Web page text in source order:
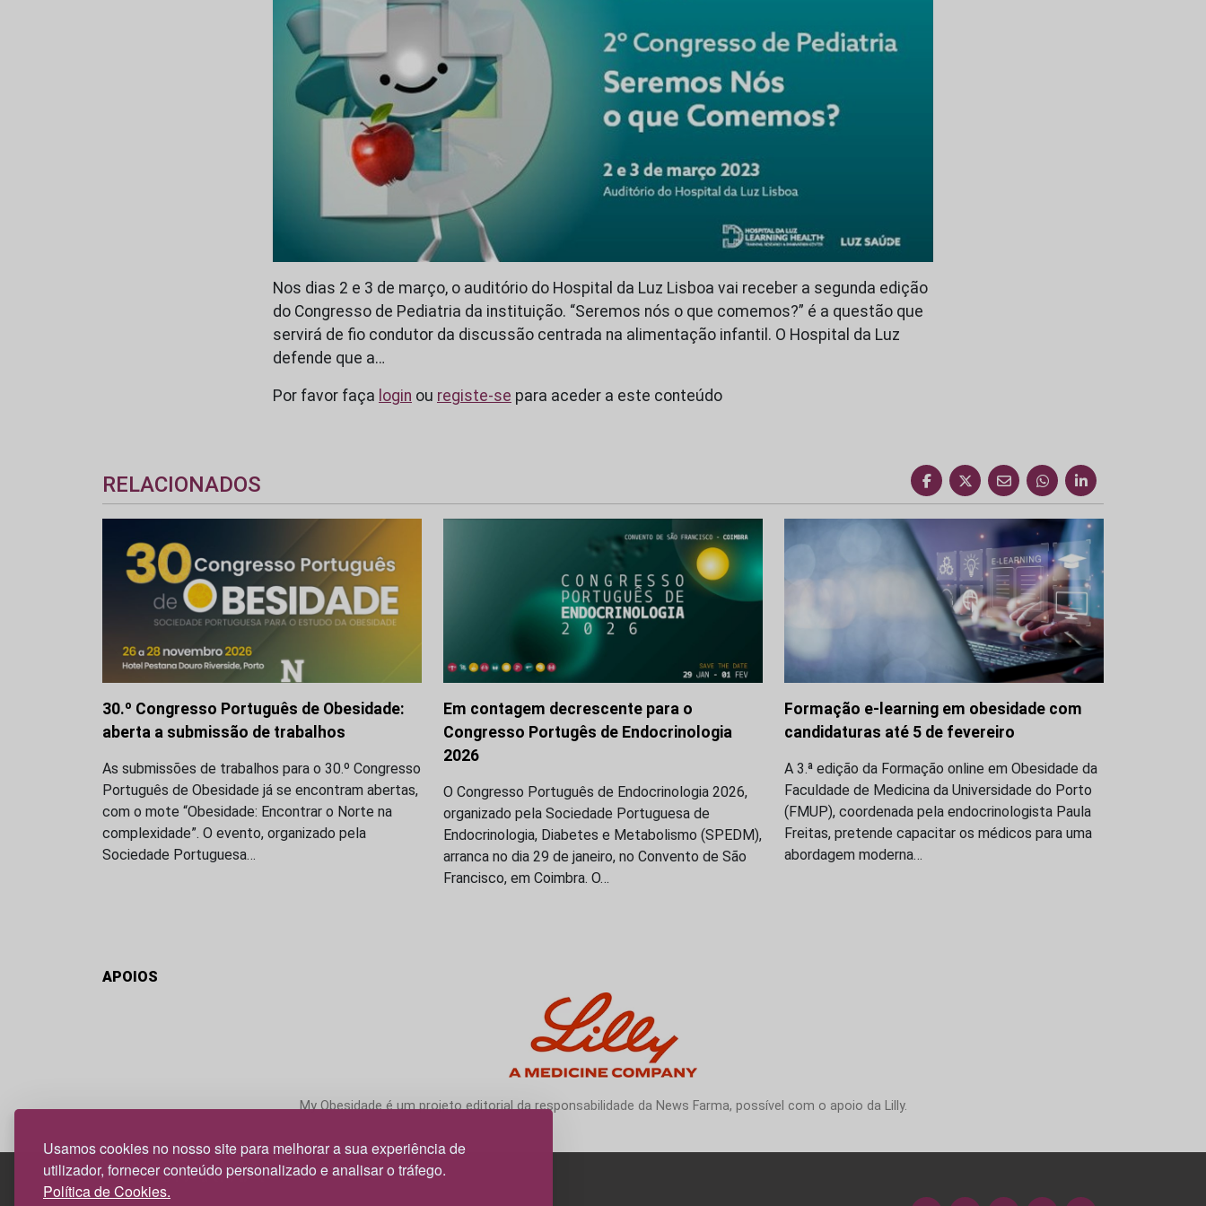
Usamos cookies no nosso site para melhorar a sua experiência de
utilizador, fornecer conteúdo personalizado e analisar o tráfego.
Política de Cookies.
Nos dias 2 e 3 de março, o auditório do Hospital da Luz Lisboa vai receber a segunda edição
do Congresso de Pediatria da instituição. “Seremos nós o que comemos?” é a questão que
servirá de fio condutor da discussão centrada na alimentação infantil. O Hospital da Luz
defende que a…
Por favor faça login ou registe-se para aceder a este conteúdo
RELACIONADOS
30.º Congresso Português de Obesidade:
aberta a submissão de trabalhos
As submissões de trabalhos para o 30.º Congresso
Português de Obesidade já se encontram abertas,
com o mote “Obesidade: Encontrar o Norte na
complexidade”. O evento, organizado pela
Sociedade Portuguesa…
Em contagem decrescente para o
Congresso Portugês de Endocrinologia
2026
O Congresso Português de Endocrinologia 2026,
organizado pela Sociedade Portuguesa de
Endocrinologia, Diabetes e Metabolismo (SPEDM),
arranca no dia 29 de janeiro, no Convento de São
Francisco, em Coimbra. O…
Formação e-learning em obesidade com
candidaturas até 5 de fevereiro
A 3.ª edição da Formação online em Obesidade da
Faculdade de Medicina da Universidade do Porto
(FMUP), coordenada pela endocrinologista Paula
Freitas, pretende capacitar os médicos para uma
abordagem moderna…
APOIOS
My Obesidade é um projeto editorial da responsabilidade da News Farma, possível com o apoio da Lilly.